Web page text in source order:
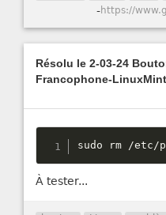
-
Résolu le 2-03-24
Francophone-
sudo rm /etc/
À tester...